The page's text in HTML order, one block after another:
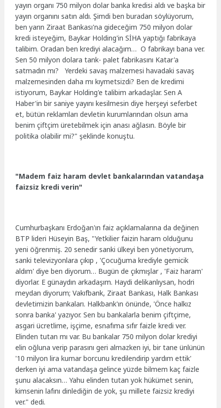
yayın organı 750 milyon dolar banka kredisi aldı ve başka bir
yayın organını satın aldı. Şimdi ben buradan söylüyorum,
ben yarın Ziraat Bankası'na gideceğim 750 milyon dolar
kredi isteyeğim, Baykar Holding'in SİHA yaptığı fabrikaya
talibim. Oradan ben krediyi alacağım… O fabrikayı bana ver.
Sen 50 milyon dolara tank- palet fabrikasını Katar'a
satmadın mı? Yerdeki savaş malzemesi havadaki savaş
malzemesinden daha mı kıymetsizdi? Ben de kredimi
istiyorum, Baykar Holding'e talibim arkadaşlar. Sen A
Haber'in bir saniye yayını kesilmesin diye herşeyi seferbet
et, bütün reklamları devletin kurumlarından olsun ama
benim çiftçim üretebilmek için anası ağlasın. Böyle bir
politika olabilir mi?" şeklinde konuştu.
"Madem faiz haram devlet bankalarından vatandaşa
faizsiz kredi verin"
Cumhurbaşkanı Erdoğan'ın faiz açıklamalarına da değinen
BTP lideri Hüseyin Baş, "Yetkilier faizin haram olduğunu
yeni öğrenmiş. 20 senedir sanki ülkeyi ben yönetiyorum,
sanki televizyonlara çıkıp , 'Çocuğuma krediyle gemicik
aldım' diye ben diyorum… Bugün de çıkmışlar , 'Faiz haram'
diyorlar. E günaydın arkadaşım. Haydi delikanlıysan, hodri
meydan diyorum; Vakıfbank, Ziraat Bankası, Halk Bankası
devletimizin bankaları. Halkbank'ın önünde, 'Önce halkız
sonra banka' yazıyor. Sen bu bankalarla benim çiftçime,
asgari ücretlime, işçime, esnafıma sıfır faizle kredi ver.
Elinden tutan mı var. Bu bankalar 750 milyon dolar krediyi
elin oğluna verip parasını geri almazken iyi, bir tane ünlünün
'10 milyon lira kumar borcunu kredilendirip yardım ettik'
derken iyi ama vatandaşa gelince yüzde bilmem kaç faizle
şunu alacaksın… Yahu elinden tutan yok hükümet senin,
kimsenin lafını dinlediğin de yok, şu millete faizsiz krediyi
ver." dedi.